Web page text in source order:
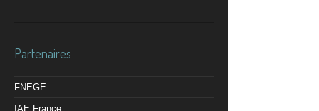
Partenaires
FNEGE
IAE France